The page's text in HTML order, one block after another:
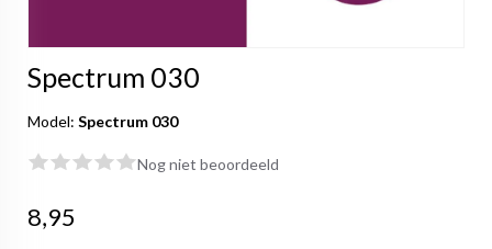
Spectrum 030
Model: Spectrum 030
Nog niet beoordeeld
8,95